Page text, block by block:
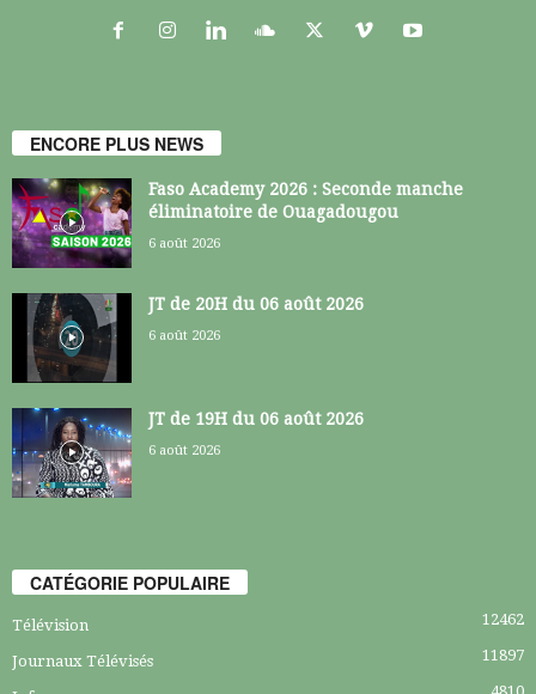
ENCORE PLUS NEWS
Faso Academy 2026 : Seconde manche
éliminatoire de Ouagadougou
6 août 2026
JT de 20H du 06 août 2026
6 août 2026
JT de 19H du 06 août 2026
6 août 2026
CATÉGORIE POPULAIRE
Télévision 12462
Journaux Télévisés 11897